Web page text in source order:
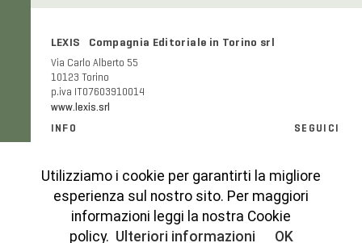
LEXIS Compagnia Editoriale in Torino srl
Via Carlo Alberto 55
10123 Torino
p.iva IT07603910014
www.lexis.srl
INFO
Modalità e costi di spedizione
Codice etico
Cookies Policy
SEGUICI
Instagram
Utilizziamo i cookie per garantirti la migliore
esperienza sul nostro sito. Per maggiori
informazioni leggi la nostra Cookie
policy. Ulteriori informazioni OK